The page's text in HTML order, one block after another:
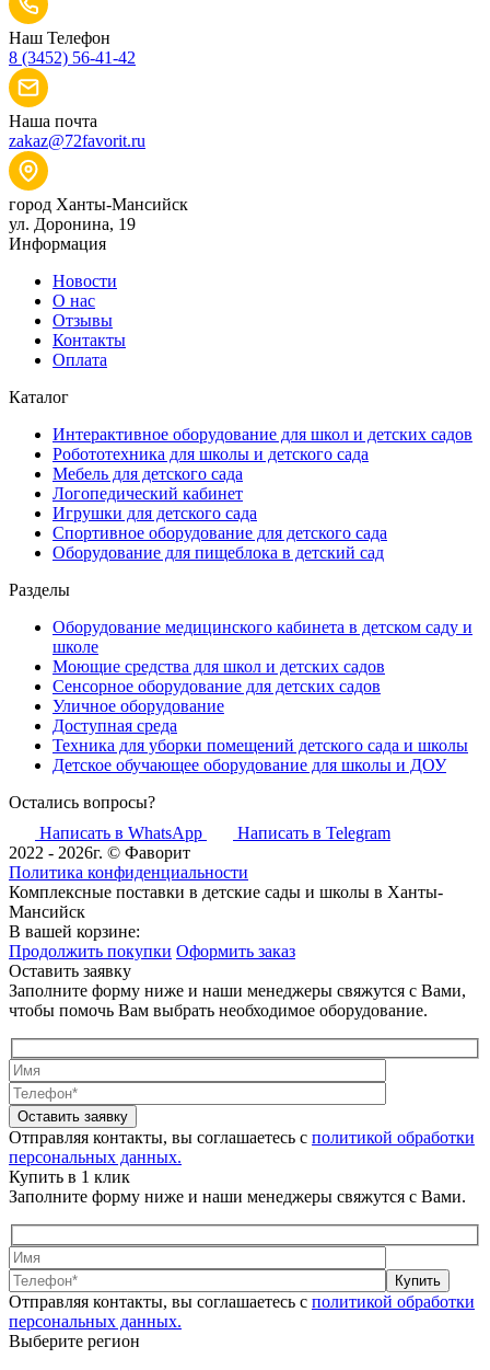
Наш Телефон
8 (3452) 56-41-42
Наша почта
zakaz@72favorit.ru
город Ханты-Мансийск
ул. Доронина, 19
Информация
Новости
О нас
Отзывы
Контакты
Оплата
Каталог
Интерактивное оборудование для школ и детских садов
Робототехника для школы и детского сада
Мебель для детского сада
Логопедический кабинет
Игрушки для детского сада
Спортивное оборудование для детского сада
Оборудование для пищеблока в детский сад
Разделы
Оборудование медицинского кабинета в детском саду и
школе
Моющие средства для школ и детских садов
Сенсорное оборудование для детских садов
Уличное оборудование
Доступная среда
Техника для уборки помещений детского сада и школы
Детское обучающее оборудование для школы и ДОУ
Остались вопросы?
Написать в WhatsApp
Написать в Telegram
2022 - 2026г. © Фаворит
Политика конфиденциальности
Комплексные поставки в детские сады и школы в Ханты-
Мансийск
В вашей корзине:
Продолжить покупки Оформить заказ
Оставить заявку
Заполните форму ниже и наши менеджеры свяжутся с Вами,
чтобы помочь Вам выбрать необходимое оборудование.
Оставить заявку
Отправляя контакты, вы соглашаетесь с политикой обработки
персональных данных.
Купить в 1 клик
Заполните форму ниже и наши менеджеры свяжутся с Вами.
Купить
Отправляя контакты, вы соглашаетесь с политикой обработки
персональных данных.
Выберите регион